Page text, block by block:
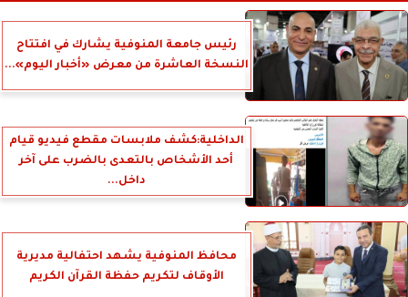
رئيس جامعة المنوفية يشارك في افتتاح
النسخة العاشرة من معرض «أخبار اليوم»...
الداخلية:كشف ملابسات مقطع فيديو قيام
أحد الأشخاص بالتعدى بالضرب على آخر
داخل...
محافظ المنوفية يشهد احتفالية مديرية
الأوقاف لتكريم حفظة القرآن الكريم